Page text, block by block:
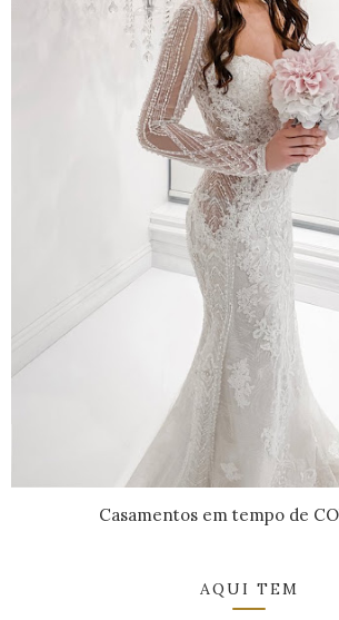
Casamentos em tempo de
AQUI TEM